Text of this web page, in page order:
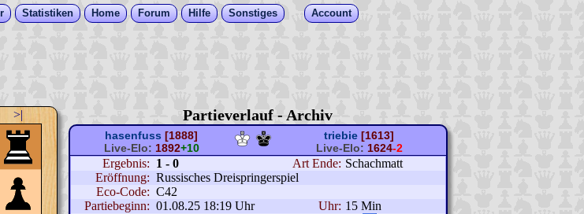
Statistiken Home Forum Hilfe Sonstiges Account
>| Partieverlauf - Archiv
hasenfuss [1888]
Live-Elo: 1892+10
triebie [1613]
Live-Elo: 1624-2
Ergebnis: 1 - 0 Art Ende: Schachmatt
Eröffnung: Russisches Dreispringerspiel
Eco-Code: C42
Partiebeginn: 01.08.25 18:19 Uhr Uhr: 15 Min